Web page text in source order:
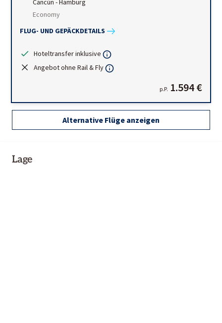
Cancún - Hamburg
Economy
FLUG- UND GEPÄCKDETAILS
Hoteltransfer inklusive
Angebot ohne Rail & Fly
p.P. 1.594 €
Alternative Flüge anzeigen
Lage